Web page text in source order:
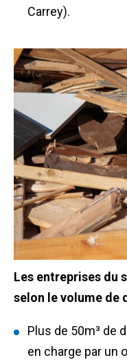
Carrey).
Les entreprises du
selon le volume de
Plus de 50m³ de
en charge par un